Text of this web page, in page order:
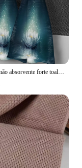
Toalha de mão absorvente forte toalha de mão de cozinha de superfície de água de lótus mágico na sala de lavagem toalha de lenço